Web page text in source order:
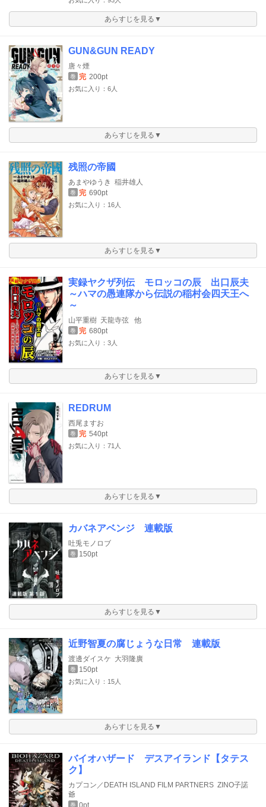
あらすじを見る▼
GUN&GUN READY
唐々煙
巻 完 200pt
お気に入り：6人
あらすじを見る▼
残照の帝國
あまやゆうき 稲井雄人
巻 完 690pt
お気に入り：16人
あらすじを見る▼
実録ヤクザ列伝 モロッコの辰 出口辰夫
～ハマの愚連隊から伝説の稲村会四天王へ
～
山平重樹 天龍寺弦 他
巻 完 680pt
お気に入り：3人
あらすじを見る▼
REDRUM
西尾ますお
巻 完 540pt
お気に入り：71人
あらすじを見る▼
カバネアベンジ 連載版
吐兎モノロブ
巻 150pt
あらすじを見る▼
近野智夏の腐じょうな日常 連載版
渡邊ダイスケ 大羽隆廣
巻 150pt
お気に入り：15人
あらすじを見る▼
バイオハザード デスアイランド【タテス
ク】
カプコン／DEATH ISLAND FILM PARTNERS ZINO子諾
爺
巻 0pt